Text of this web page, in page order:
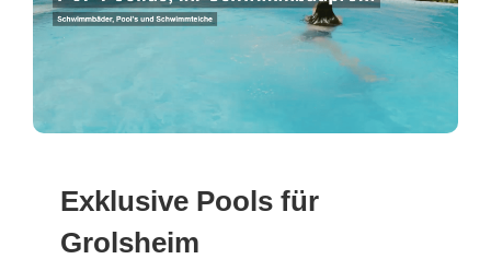
Exklusive Pools für
Grolsheim